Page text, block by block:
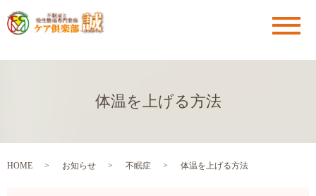
メ
体温を上げる方法
HOME お知らせ 不眠症 体温を上げる方法